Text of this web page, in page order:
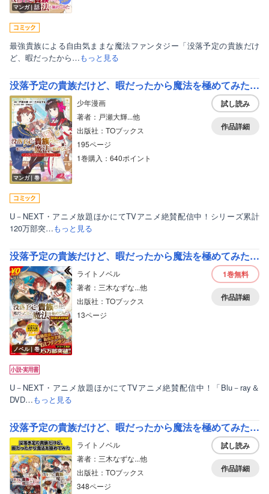
マンガ｜話
最強貴族による自由気ままな魔法ファンタジー「没落予定の貴族だけ
ど、暇だったから…もっと見る
没落予定の貴族だけど、暇だったから魔法を極めてみた～ジョディはリアムくんをお慕いしています～
マンガ｜巻
少年漫画
著者：戸瀬大輝...他
出版社：TOブックス
195ページ
1巻購入：640ポイント
試し読み
作品詳細
U－NEXT・アニメ放題ほかにてTVアニメ絶賛配信中！シリーズ累計
120万部突…もっと見る
没落予定の貴族だけど、暇だったから魔法を極めてみたMAGAZINE
ノベル｜巻
ライトノベル
著者：三木なずな...他
出版社：TOブックス
13ページ
1巻無料
作品詳細
U－NEXT・アニメ放題ほかにてTVアニメ絶賛配信中！「Blu－ray＆
DVD…もっと見る
没落予定の貴族だけど、暇だったから魔法を極めてみた【コミックス1巻＆ライトノベル1巻合本版】
ライトノベル
著者：三木なずな...他
出版社：TOブックス
348ページ
試し読み
作品詳細